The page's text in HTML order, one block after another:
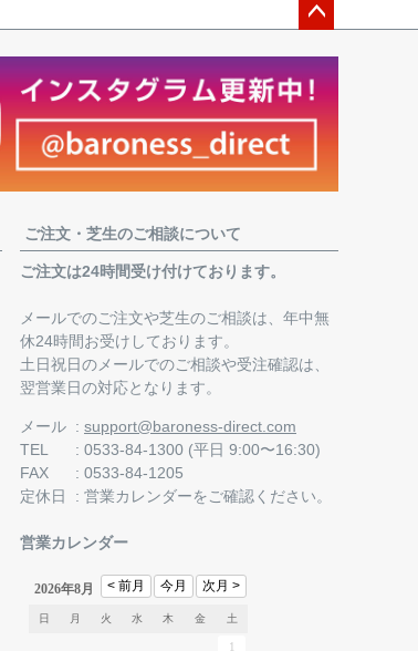
ップ
ご注文・芝生のご相談について
ご注文は24時間受け付けております。
メールでのご注文や芝生のご相談は、年中無
休24時間お受けしております。
土日祝日のメールでのご相談や受注確認は、
翌営業日の対応となります。
メール
support@baroness-direct.com
TEL
0533-84-1300 (平日 9:00〜16:30)
FAX
0533-84-1205
定休日
営業カレンダーをご確認ください。
営業カレンダー